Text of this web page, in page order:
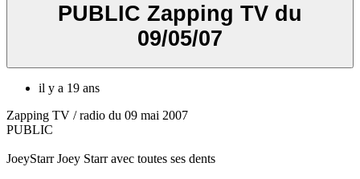
PUBLIC Zapping TV du
09/05/07
il y a 19 ans
Zapping TV / radio du 09 mai 2007
PUBLIC
JoeyStarr Joey Starr avec toutes ses dents